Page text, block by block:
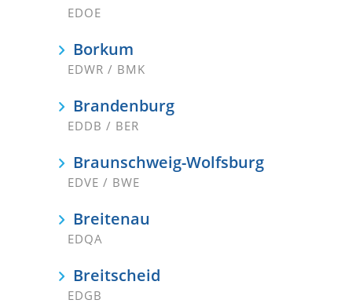
EDOE
Borkum
EDWR / BMK
Brandenburg
EDDB / BER
Braunschweig-Wolfsburg
EDVE / BWE
Breitenau
EDQA
Breitscheid
EDGB